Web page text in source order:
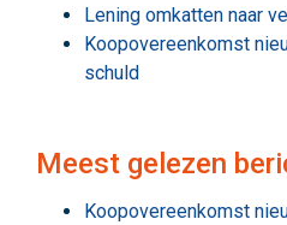
Lening omkatten naar
Koopovereenkomst
schuld
Meest gelezen
Koopovereenkomst